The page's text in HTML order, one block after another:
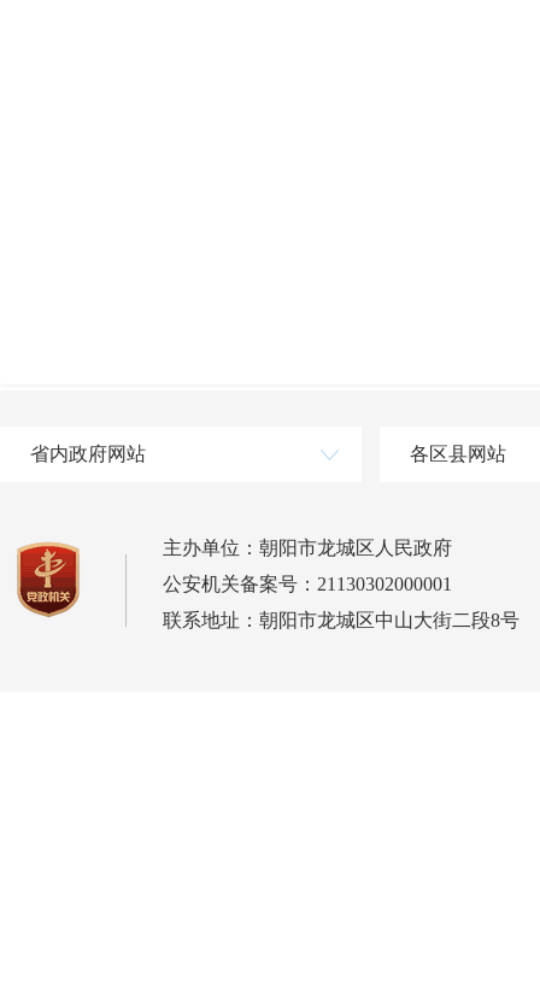
省内政府网站 各区县网站
主办单位：朝阳市龙城区人民政府
公安机关备案号：21130302000001
联系地址：朝阳市龙城区中山大街二段8号